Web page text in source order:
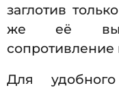
заглотив
же её
сопротивление
Для